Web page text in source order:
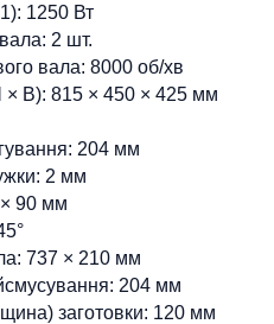
1250 Вт
2 шт.
вала: 8000 об/хв
× В): 815 × 450 × 425 мм
204 мм
2 мм
90 мм
737 × 210 мм
204 мм
заготовки: 120 мм